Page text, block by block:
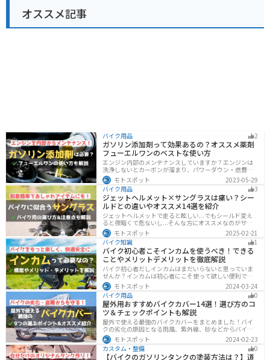
オススメ記事
バイク用品 2
ガソリン添加剤って効果あるの？オススメ薬剤
フューエルワンのベストな使い方
エンジン内部のメンテナンスしていますか？エンジンは
洗浄しないとカーボンが溜まり、パワーダウン・燃費の
悪化、燃焼以上、エンジンの焼き付きなどのトラブルの
原因になります。定期的にガソリン添加剤を入れてエン
ジン内部も綺麗にしましょう。
モトスポット
2023-05-29
バイク用品
3
ジェットヘルメット×サングラスは痛い？シー
ルドとの違いやオススメ14選を紹介
ジェットヘルメットで走ると眩しい...でもシールド変え
ると夜暗くて危ないし...そんな方にオススメなのがサン
グラスです！サングラスなら付け外しが自由で、眩しい
時だけ使えます。バイクを降りてからのファッションと
しても使えるおしゃれアイテムです。
モトスポット
2025-02-21
バイク知識
1
バイク初心者こそインカムを使うべき！できる
ことやメリットデメリットを徹底解説
バイク初心者だしインカムはまだいらないと思っていま
せんか？インカムは初心者にこそ使って欲しい便利で安
全に運転するための機器です。インカムでできることや
メリットデメリットなどまとめましたので、気になって
いる人はぜひ参考にしてください。
モトスポット
2024-03-24
バイク用品
0
屋外用おすすめバイクカバー14選！選び方のコ
ツ＆チェックポイントも解説
屋外で使える最強のバイクカバーをまとめました！バイ
クの劣化の原因となる雨風、紫外線、砂などからバイク
を守ることはもちろん、盗難やいたずら対策にもなりま
す。バイクカバーの選び方からオススメまでまとめまし
たので、カバーを探している人はぜひ参考にしてくださ
い。
モトスポット
2024-02-23
カスタム・整備
0
【バイクのガソリンタンクの塗装方法は？】道